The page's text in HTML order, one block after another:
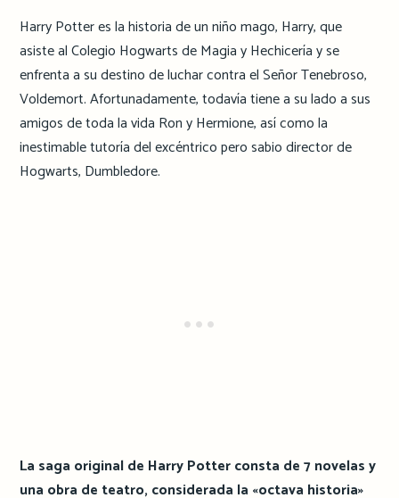
Harry Potter es la historia de un niño mago, Harry, que
asiste al Colegio Hogwarts de Magia y Hechicería y se
enfrenta a su destino de luchar contra el Señor Tenebroso,
Voldemort. Afortunadamente, todavía tiene a su lado a sus
amigos de toda la vida Ron y Hermione, así como la
inestimable tutoría del excéntrico pero sabio director de
Hogwarts, Dumbledore.
La saga original de Harry Potter consta de 7 novelas y
una obra de teatro, considerada la «octava historia»